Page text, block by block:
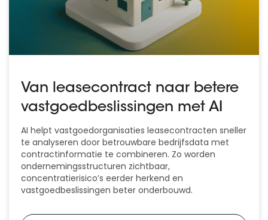
Van leasecontract naar betere
vastgoedbeslissingen met AI
AI helpt vastgoedorganisaties leasecontracten sneller
te analyseren door betrouwbare bedrijfsdata met
contractinformatie te combineren. Zo worden
ondernemingsstructuren zichtbaar,
concentratierisico’s eerder herkend en
vastgoedbeslissingen beter onderbouwd.